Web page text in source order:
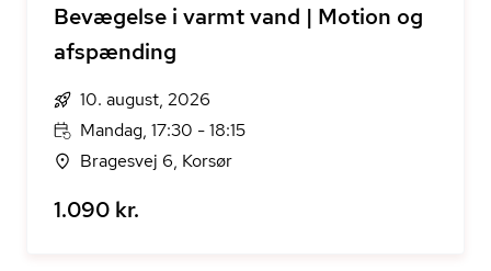
Bevægelse i varmt vand | Motion og
afspænding
10. august, 2026
Mandag, 17:30 - 18:15
Bragesvej 6, Korsør
1.090 kr.